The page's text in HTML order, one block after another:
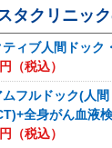
タクリニック
ティブ人間ドック
（税込）
ムフルドック(人
全身がん血液
（税込）